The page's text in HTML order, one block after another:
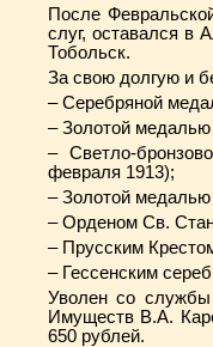
После
слуг, оставался в
Тобольск.
За свою долгую и
– Серебряной
– Золотой медалью
– Светло-
февраля 1913);
– Золотой
– Орденом Св.
– Прусским
– Гессенским
Уволен со службы
Имуществ В.А.
650 рублей.